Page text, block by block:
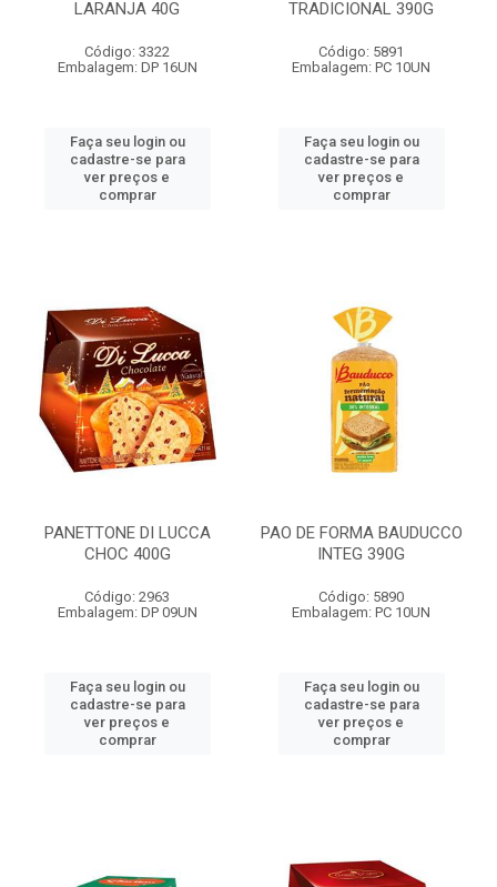
LARANJA 40G
Código: 3322
Embalagem: DP 16UN
Faça seu login ou
cadastre-se para
ver preços e
comprar
TRADICIONAL 390G
Código: 5891
Embalagem: PC 10UN
Faça seu login ou
cadastre-se para
ver preços e
comprar
PANETTONE DI LUCCA
CHOC 400G
Código: 2963
Embalagem: DP 09UN
Faça seu login ou
cadastre-se para
ver preços e
comprar
PAO DE FORMA BAUDUCCO
INTEG 390G
Código: 5890
Embalagem: PC 10UN
Faça seu login ou
cadastre-se para
ver preços e
comprar